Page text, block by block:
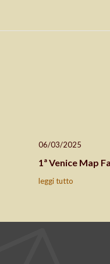
06/03/2025
1ª Venice Map
leggi tutto